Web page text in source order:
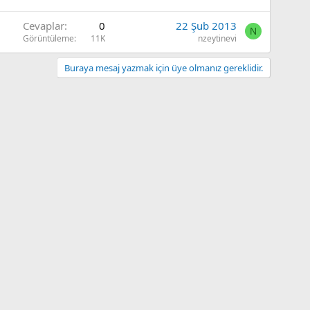
Cevaplar 0
Görüntüleme 11K
22 Şub 2013
nzeytinevi
N
Buraya mesaj yazmak için üye olmanız gereklidir.